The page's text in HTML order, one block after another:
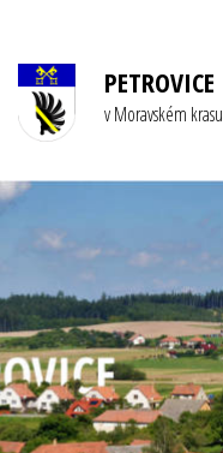
PETROVICE
v Moravském krasu